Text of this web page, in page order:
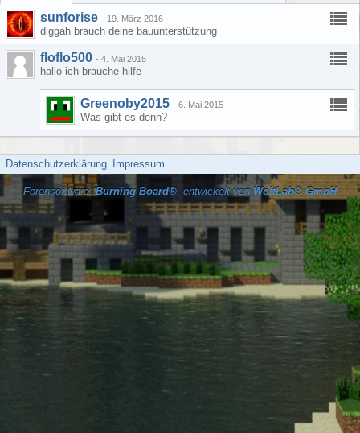
sunforise - 19. März 2016
diggah brauch deine bauunterstützung
floflo500 - 4. Mai 2015
hallo ich brauche hilfe
Greenoby2015 - 6. Mai 2015
Was gibt es denn?
Datenschutzerklärung Impressum
Forensoftware:Burning Board®, entwickelt von WoltLab® GmbH